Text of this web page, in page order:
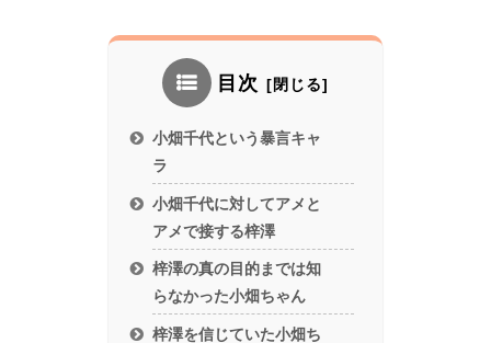
目次
小畑千代という暴言キャ
ラ
小畑千代に対してアメと
アメで接する梓澤
梓澤の真の目的までは知
らなかった小畑ちゃん
梓澤を信じていた小畑ち